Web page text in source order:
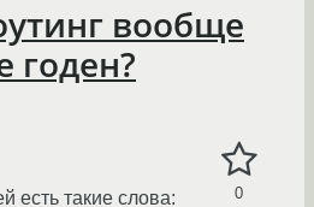
вообще
годен?
0
есть такие слова: